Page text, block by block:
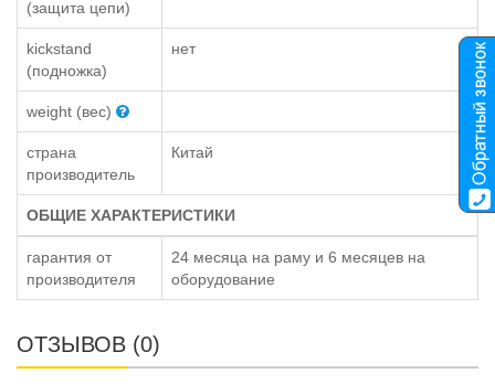
(защита цепи)
kickstand
(подножка)
нет
weight (вес)
страна
производитель
Китай
ОБЩИЕ ХАРАКТЕРИСТИКИ
гарантия от
производителя
24 месяца на раму и 6 месяцев на
оборудование
ОТЗЫВОВ (0)